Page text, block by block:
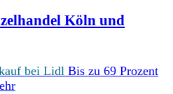
Köln und
bei Lidl Bis zu 69 Prozent